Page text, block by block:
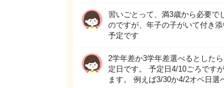
習いごとって、満3歳から必要で
のですが、年子の子がいて付き
予定です
2学年差か3学年差選べるとした
定日です。 予定日4/10ごろです
ます。 例えば3/30か4/2オペ日